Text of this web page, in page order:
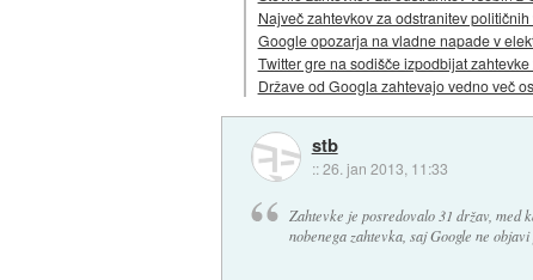
Največ zahtevkov za odstranitev
Google opozarja na vladne napade v
Twitter gre na sodišče izpodbijat
Države od Googla zahtevajo vedno več
stb
::26. jan 2013, 11:33
Zahtevke je posredovalo 31 držav, med
nobenega zahtevka, saj Google ne